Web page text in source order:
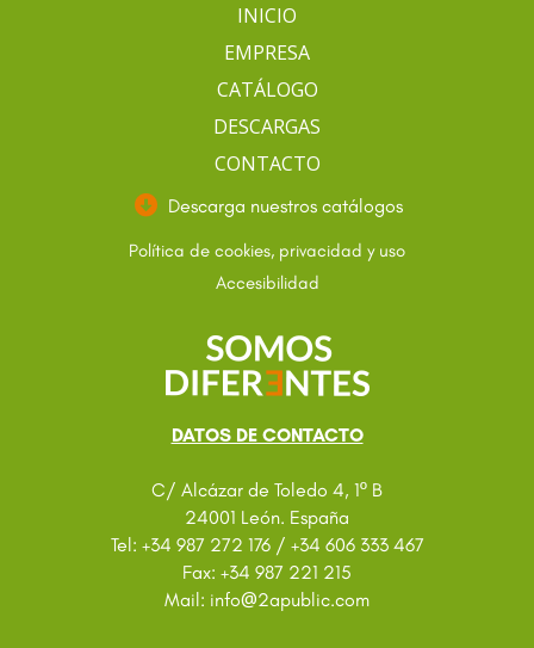
INICIO
EMPRESA
CATÁLOGO
DESCARGAS
CONTACTO
Descarga nuestros catálogos
Política de cookies, privacidad y uso
Accesibilidad
DATOS DE CONTACTO
C/ Alcázar de Toledo 4, 1º B
24001 León. España
Tel: +34 987 272 176 / +34 606 333 467
Fax: +34 987 221 215
Mail: info@2apublic.com